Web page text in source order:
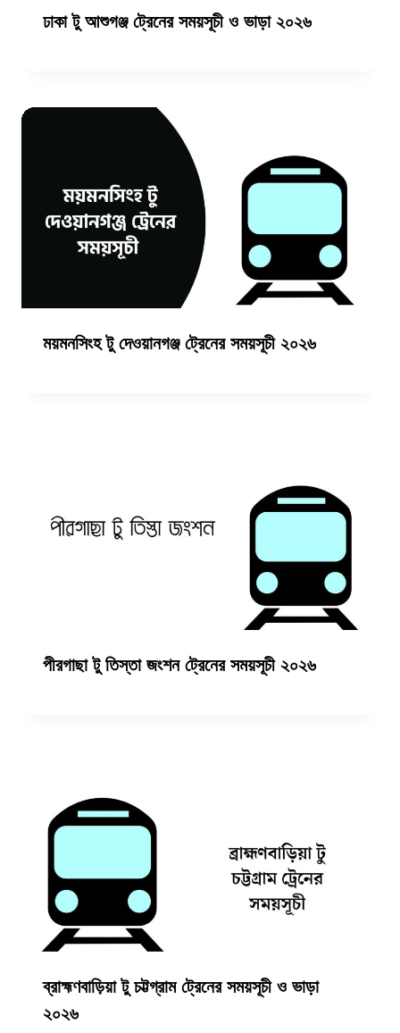
ঢাকা টু আশুগঞ্জ ট্রেনের সময়সূচী ও ভাড়া ২০২৬
ময়মনসিংহ টু দেওয়ানগঞ্জ ট্রেনের সময়সূচী ২০২৬
পীরগাছা টু তিস্তা জংশন ট্রেনের সময়সূচী ২০২৬
ব্রাহ্মণবাড়িয়া টু চট্টগ্রাম ট্রেনের সময়সূচী ও ভাড়া
২০২৬